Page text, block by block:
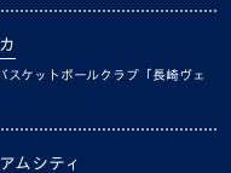
スケットボールクラブ「長崎ヴェ
ムシティ